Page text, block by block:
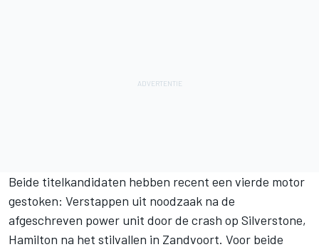
Beide titelkandidaten hebben recent een vierde motor
gestoken: Verstappen uit noodzaak na de
afgeschreven power unit door de crash op Silverstone,
Hamilton na het stilvallen in Zandvoort. Voor beide